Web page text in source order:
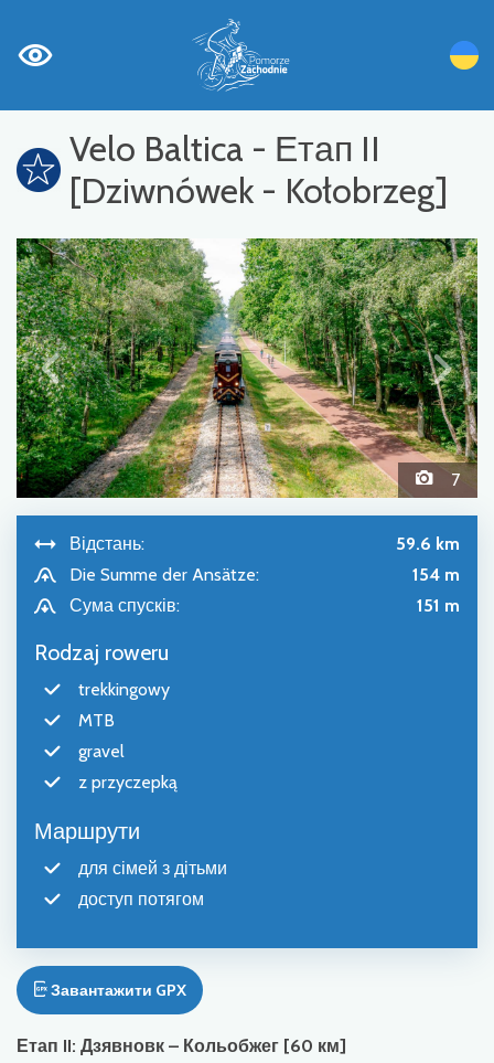
Velo Baltica - Етап II
[Dziwnówek - Kołobrzeg]
7
Відстань:
59.6 km
Die Summe der Ansätze:
154 m
Сума спусків:
151 m
Rodzaj roweru
trekkingowy
MTB
gravel
z przyczepką
Маршрути
для сімей з дітьми
доступ потягом
Завантажити GPX
Етап II: Дзявновк – Кольобжег [60 км]